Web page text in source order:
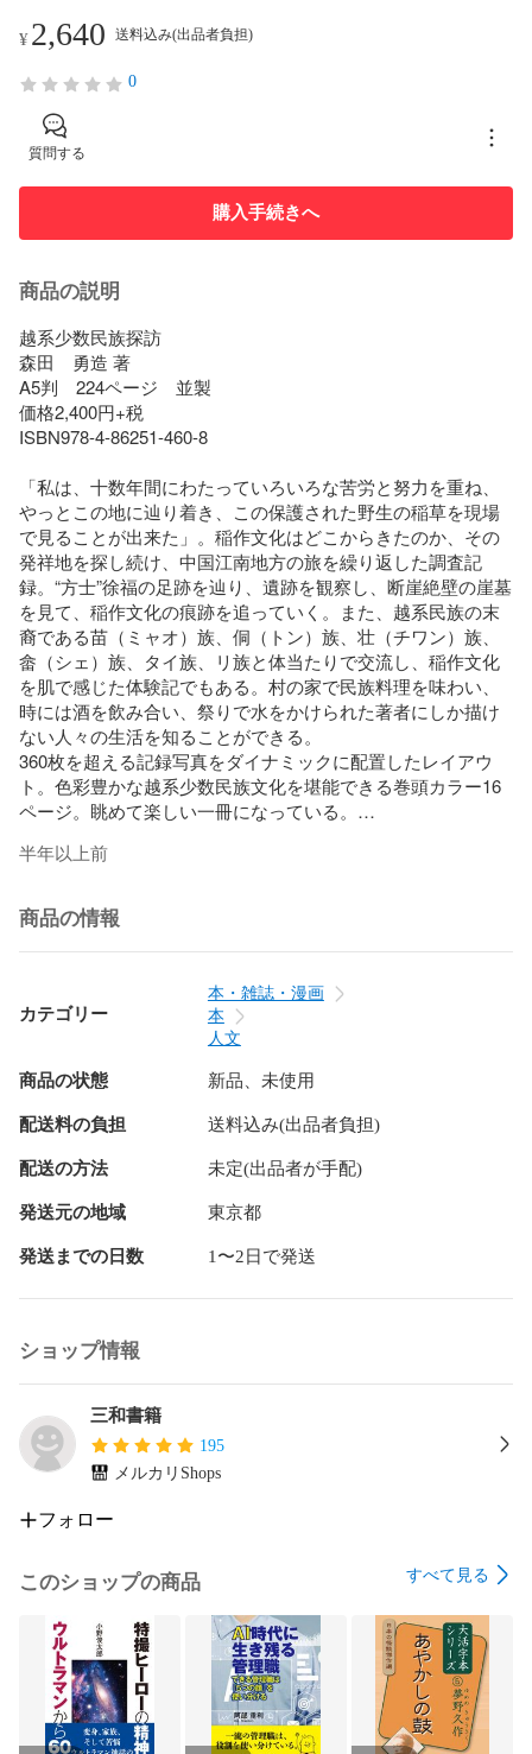
¥2,640 送料込み(出品者負担)
0
質問する
購入手続きへ
商品の説明
越系少数民族探訪
森田　勇造 著
A5判　224ページ　並製
価格2,400円+税
ISBN978-4-86251-460-8
「私は、十数年間にわたっていろいろな苦労と努力を重ね、
やっとこの地に辿り着き、この保護された野生の稲草を現場
で見ることが出来た」。稲作文化はどこからきたのか、その
発祥地を探し続け、中国江南地方の旅を繰り返した調査記
録。“方士”徐福の足跡を辿り、遺跡を観察し、断崖絶壁の崖墓
を見て、稲作文化の痕跡を追っていく。また、越系民族の末
裔である苗（ミャオ）族、侗（トン）族、壮（チワン）族、
畲（シェ）族、タイ族、リ族と体当たりで交流し、稲作文化
を肌で感じた体験記でもある。村の家で民族料理を味わい、
時には酒を飲み合い、祭りで水をかけられた著者にしか描け
ない人々の生活を知ることができる。
360枚を超える記録写真をダイナミックに配置したレイアウ
ト。色彩豊かな越系少数民族文化を堪能できる巻頭カラー16
ページ。眺めて楽しい一冊になっている。
目次
はじめに
１　山東省
（1）蓬莱市
２　江蘇省
３　安徽省
（1）銅陵
４　浙江省
（1）稲作文化の河姆渡遺跡
（2）紹興酒のふるさと
（3）越王勾践の〝臥薪嘗胆〟
（5）畲族Ⅱ
（2）徐福の岱山
（3）舟山の古代稲作遺跡
６　福建省
（1）南山畲族の稲作文化
（2）武夷の崖墓と祖霊信仰の起こり
（3）閩越国の古い下梅村と城村
７　江西省
（1）稲作文化の発祥地
（2）野生稲の群生地
８　貴州省
（2）旁海苗の豊年祭
（3）侗族の鼓楼
９　広西壮族自治区
（1）駱越の末裔・壮族
（2）越系民族の花山岩画
半年以上前
商品の情報
カテゴリー
本・雑誌・漫画
本
人文
商品の状態 新品、未使用
配送料の負担 送料込み(出品者負担)
配送の方法 未定(出品者が手配)
発送元の地域 東京都
発送までの日数 1〜2日で発送
ショップ情報
三和書籍
195
メルカリShops
フォロー
このショップの商品 すべて見る